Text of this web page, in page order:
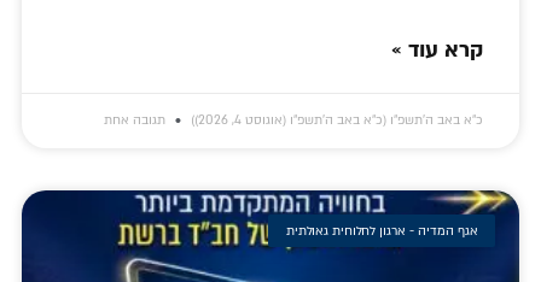
קרא עוד »
כ״א באב ה׳תשפ״ו (כ״א באב ה׳תשפ״ו (אוגוסט 4, 2026)) תגובה אחת
אגף המדיה - ארגון לחלוחית גאולתית